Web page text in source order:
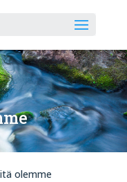
olemme